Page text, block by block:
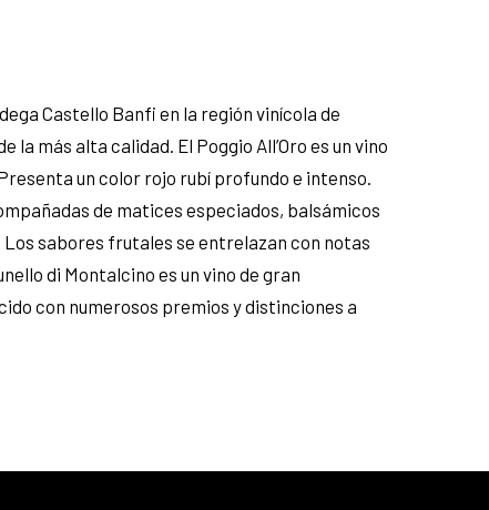
Castello Banfi en la región vinícola de
más alta calidad. El Poggio All’Oro es un vino
un color rojo rubí profundo e intenso.
de matices especiados, balsámicos
sabores frutales se entrelazan con notas
di Montalcino es un vino de gran
con numerosos premios y distinciones a